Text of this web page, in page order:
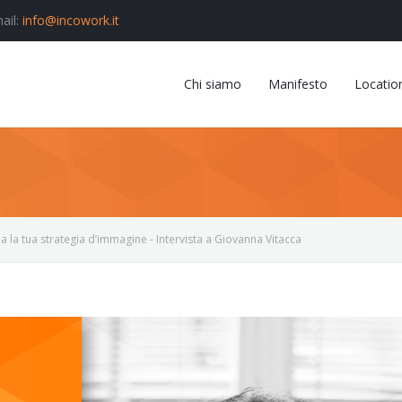
info@incowork.it
Chi siamo Manifesto
la tua strategia d’immagine - Intervista a Giovanna Vitacca